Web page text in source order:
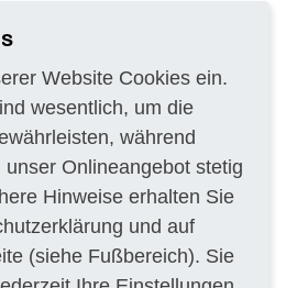
Zentrum für
Straße 84
(ZALF) e.V.
Beschaffung
Str. 84
Website Cookies ein.
wesentlich, um die
während
Onlineangebot stetig
Hinweise erhalten Sie
und auf
(siehe Fußbereich). Sie